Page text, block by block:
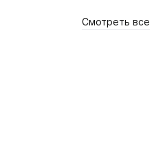
Смотреть все